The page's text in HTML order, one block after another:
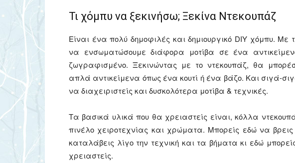
Τι χόμπυ να ξεκινήσω; Ξεκίνα Ντεκουπάζ
Είναι ένα πολύ δημοφιλές και δημιουργικό DIY χόμπυ. Με
να ενσωματώσουμε διάφορα μοτίβα σε ένα
ζωγραφισμένο. Ξεκινώντας με το ντεκουπάζ, θα
απλά αντικείμενα όπως ένα κουτί ή ένα βάζο. Και σιγά-
να διαχειριστείς και δυσκολότερα μοτίβα & τεχνικές.
Τα βασικά υλικά που θα χρειαστείς είναι, κόλλα
πινέλο χειροτεχνίας και χρώματα. Μπορείς εδώ να βρεις
καταλάβεις λίγο την τεχνική και τα βήματα κι εδώ
χρειαστείς.